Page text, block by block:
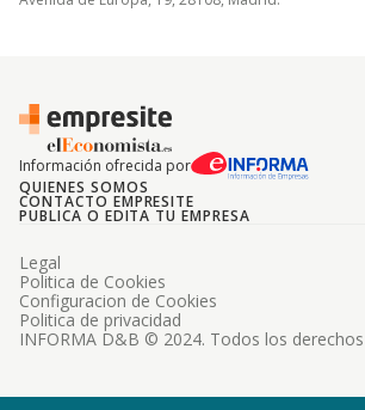
Información ofrecida por
QUIENES SOMOS
CONTACTO EMPRESITE
PUBLICA O EDITA TU EMPRESA
INFORMA D&B © 2024. Todos los
Legal
Politica de Cookies
Configuracion de Cookies
Politica de privacidad